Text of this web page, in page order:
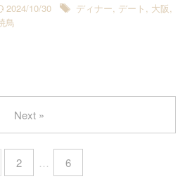
2024/10/30
ディナー デート 大阪
鳥
2 … 6
Next »